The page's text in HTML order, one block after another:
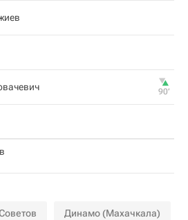
90‎’‎
Динамо (Махачкала)